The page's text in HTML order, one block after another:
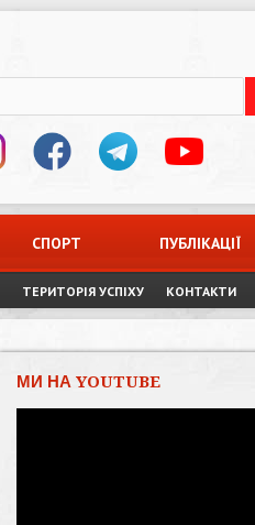
СПОРТ ПУБЛІКАЦІЇ
ТЕРИТОРІЯ УСПІХУ КОНТАКТИ
МИ НА YOUTUBE